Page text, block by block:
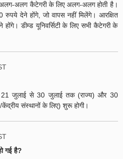
अलग कैटेगरी के लिए अलग-अलग होती है।
रुपये देने होंगे, जो वापस नहीं मिलेंगे। आरक्षित
डीम्ड यूनिवर्सिटी के लिए सभी कैटेगरी के
21 जुलाई से 30 जुलाई तक (राज्य) और 30
संस्थानों के लिए) शुरू होगी।
गई है?